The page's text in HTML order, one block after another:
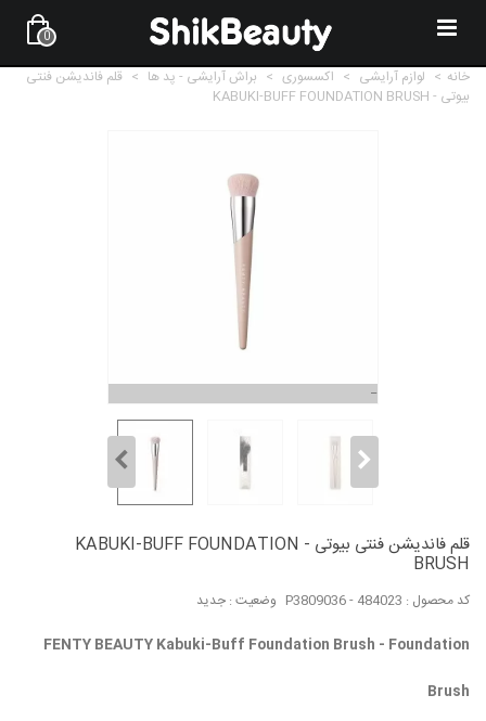
0
خانه > لوازم آرایشی > اکسسوری > براش آرایشی - پد ها > قلم فاندیشن فنتی
بیوتی - KABUKI-BUFF FOUNDATION BRUSH
قلم فاندیشن فنتی بیوتی - KABUKI-BUFF FOUNDATION
BRUSH
کد محصول : P3809036 - 484023 وضعیت : جدید
FENTY BEAUTY Kabuki-Buff Foundation Brush - Foundation
Brush